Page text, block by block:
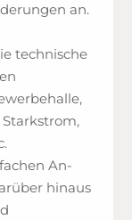
an.
technische
An-
hinaus